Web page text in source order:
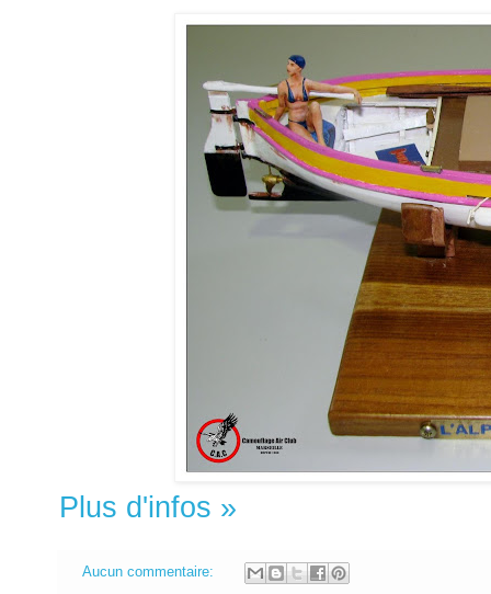
Plus d'infos »
Aucun commentaire: